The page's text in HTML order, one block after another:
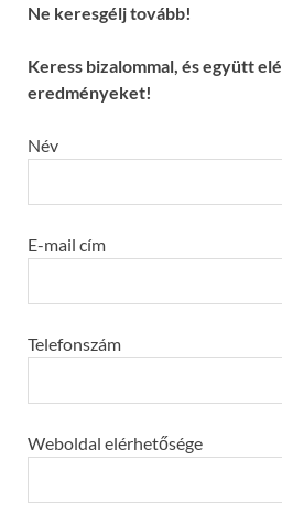
Ne keresgélj tovább!
Keress bizalommal, és együtt
eredményeket!
Név
E-mail cím
Telefonszám
Weboldal elérhetősége